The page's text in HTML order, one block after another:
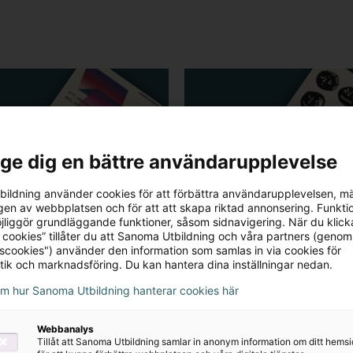
och lära med digitala
- teori och praktik
boken beskrivs såväl
av digitala
Serie
Konflikthantering i skolan
En konflikt uppstår när
upplever att deras mål,
krockar och...
dig en bättre användarupplevelse
använder cookies för att förbättra användarupplevelsen,
av webbplatsen och för att att skapa riktad annonsering.
grundläggande funktioner, såsom sidnavigering. När du
cookies” tillåter du att Sanoma Utbildning och våra partners
använder den information som samlas in via cookies för
och marknadsföring. Du kan hantera dina inställningar nedan.
hur Sanoma Utbildning hanterar cookies här
Webbanalys
Tillåt att Sanoma Utbildning samlar in anonym information om ditt